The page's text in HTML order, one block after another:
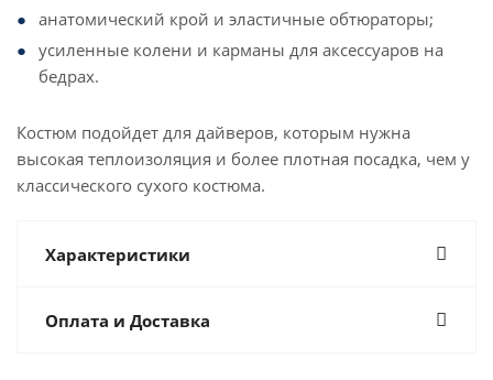
анатомический крой и эластичные обтюраторы;
усиленные колени и карманы для аксессуаров на
бедрах.
Костюм подойдет для дайверов, которым нужна
высокая теплоизоляция и более плотная посадка, чем у
классического сухого костюма.
Характеристики
Оплата и Доставка